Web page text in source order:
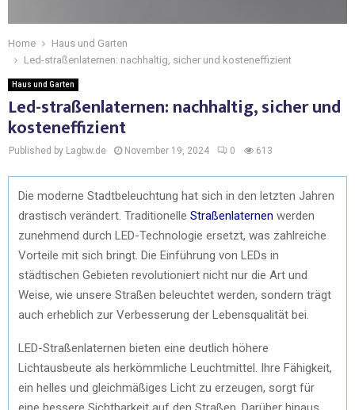
Home
Haus und Garten
Led-straßenlaternen: nachhaltig, sicher und kosteneffizient
Haus und Garten
Led-straßenlaternen: nachhaltig, sicher und
kosteneffizient
Published by Lagbw.de November 19, 2024 0 613
Die moderne Stadtbeleuchtung hat sich in den letzten Jahren
drastisch verändert. Traditionelle Straßenlaternen werden
zunehmend durch LED-Technologie ersetzt, was zahlreiche
Vorteile mit sich bringt. Die Einführung von LEDs in
städtischen Gebieten revolutioniert nicht nur die Art und
Weise, wie unsere Straßen beleuchtet werden, sondern trägt
auch erheblich zur Verbesserung der Lebensqualität bei.
LED-Straßenlaternen bieten eine deutlich höhere
Lichtausbeute als herkömmliche Leuchtmittel. Ihre Fähigkeit,
ein helles und gleichmäßiges Licht zu erzeugen, sorgt für